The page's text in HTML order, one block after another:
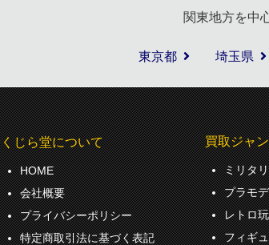
関東地方を中
東京都 埼玉県
くじら堂について
HOME
会社概要
プライバシーポリシー
特定商取引法に基づく表記
買取ジャ
ミリタ
プラモ
レトロ
フィギ